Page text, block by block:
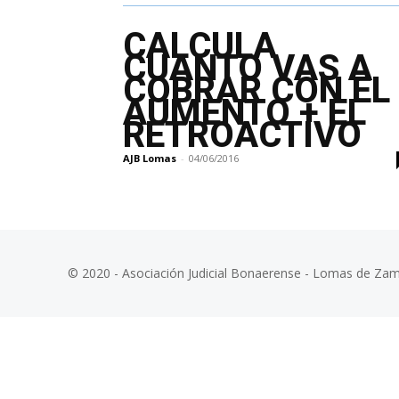
CALCULA
CUANTO VAS A
COBRAR CON EL
AUMENTO + EL
RETROACTIVO
AJB Lomas - 04/06/2016
© 2020 - Asociación Judicial Bonaerense - Lomas de